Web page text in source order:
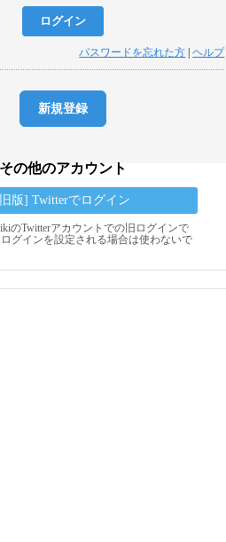
パスワードを忘れた方 |ヘルプ
新規登録
その他のアカウント
版] Twitterでログイン
のTwitterアカウントでの旧ログインで
グインを設定される場合は使わないで